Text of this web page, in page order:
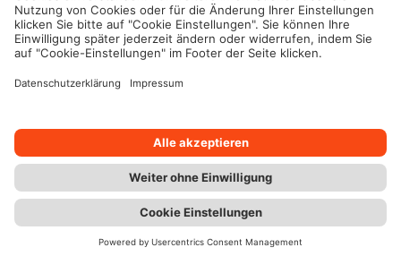
Kontakt Chat